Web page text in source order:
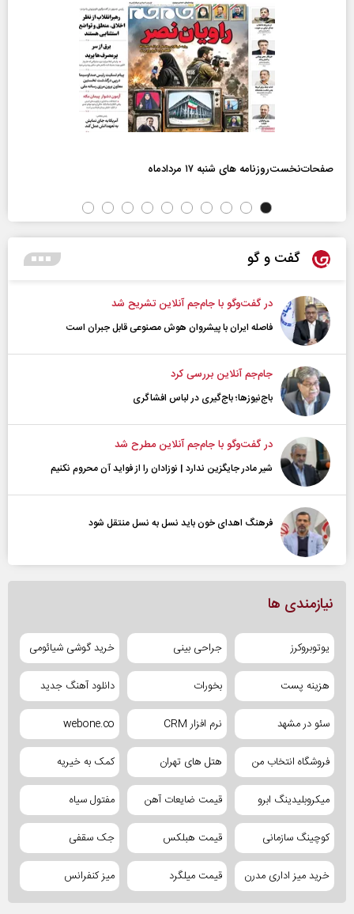
صفحات‌نخست‌روزنامه ها‌ی شنبه ۱۷ مردادماه
گفت و گو
در گفت‌و‌گو با جام‌جم آنلاین تشریح شد
فاصله ایران با پیشرو‌ان هوش مصنوعی قابل جبران است
جام‌جم آنلاین بررسی کرد
باج‌نیوزها؛ باج‌گیری در لباس افشاگری
در گفت‌و‌گو با جام‌جم آنلاین مطرح شد
شیر مادر جایگزین ندارد | نوزادان را از فواید آن محروم نکنیم
فرهنگ اهدای خون باید نسل به نسل منتقل شود
نیازمندی ها
یوتوبروکرز جراحی بینی خرید گوشی شیائومی
هزینه پست بخورات دانلود آهنگ جدید
سئو در مشهد نرم افزار CRM webone.co
فروشگاه انتخاب من هتل های تهران کمک به خیریه
میکروبلیدینگ ابرو قیمت ضایعات آهن مفتول سیاه
کوچینگ سازمانی قیمت هبلکس جک سقفی
خرید میز اداری مدرن قیمت میلگرد میز کنفرانس